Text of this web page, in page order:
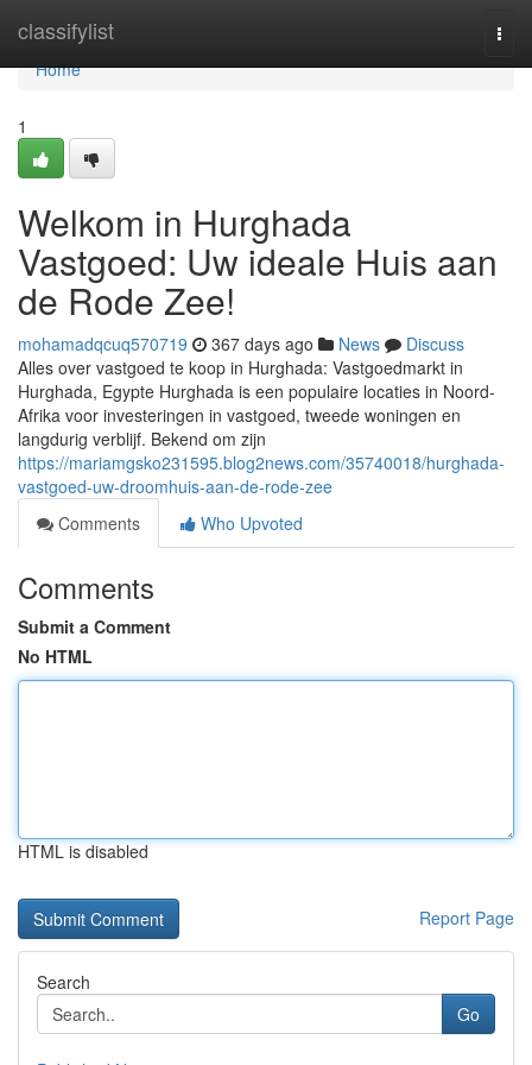
classifylist
Home
Home
1
Welkom in Hurghada
Vastgoed: Uw ideale Huis aan
de Rode Zee!
mohamadqcuq570719 367 days ago News
Discuss
Alles over vastgoed te koop in Hurghada: Vastgoedmarkt in
Hurghada, Egypte Hurghada is een populaire locaties in Noord-
Afrika voor investeringen in vastgoed, tweede woningen en
langdurig verblijf. Bekend om zijn
https://mariamgsko231595.blog2news.com/35740018/hurghada-
vastgoed-uw-droomhuis-aan-de-rode-zee
Comments
Who Upvoted
Comments
Submit a Comment
No HTML
HTML is disabled
Report Page
Search
Go